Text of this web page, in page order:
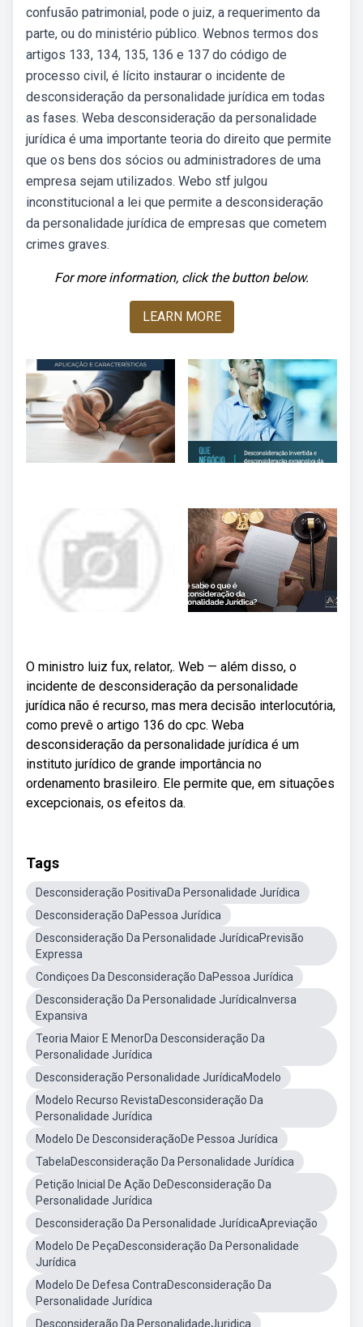
confusão patrimonial, pode o juiz, a requerimento da
parte, ou do ministério público. Webnos termos dos
artigos 133, 134, 135, 136 e 137 do código de
processo civil, é lícito instaurar o incidente de
desconsideração da personalidade jurídica em todas
as fases. Weba desconsideração da personalidade
jurídica é uma importante teoria do direito que permite
que os bens dos sócios ou administradores de uma
empresa sejam utilizados. Webo stf julgou
inconstitucional a lei que permite a desconsideração
da personalidade jurídica de empresas que cometem
crimes graves.
For more information, click the button below.
LEARN MORE
O ministro luiz fux, relator,. Web — além disso, o
incidente de desconsideração da personalidade
jurídica não é recurso, mas mera decisão interlocutória,
como prevê o artigo 136 do cpc. Weba
desconsideração da personalidade jurídica é um
instituto jurídico de grande importância no
ordenamento brasileiro. Ele permite que, em situações
excepcionais, os efeitos da.
Tags
Desconsideração PositivaDa Personalidade Jurídica
Desconsideração DaPessoa Jurídica
Desconsideração Da Personalidade JurídicaPrevisão
Expressa
Condiçoes Da Desconsideração DaPessoa Jurídica
Desconsideração Da Personalidade JurídicaInversa
Expansiva
Teoria Maior E MenorDa Desconsideração Da
Personalidade Jurídica
Desconsideração Personalidade JurídicaModelo
Modelo Recurso RevistaDesconsideração Da
Personalidade Jurídica
Modelo De DesconsideraçãoDe Pessoa Jurídica
TabelaDesconsideração Da Personalidade Jurídica
Petição Inicial De Ação DeDesconsideração Da
Personalidade Jurídica
Desconsideração Da Personalidade JurídicaApreviação
Modelo De PeçaDesconsideração Da Personalidade
Jurídica
Modelo De Defesa ContraDesconsideração Da
Personalidade Jurídica
Desconsideraão Da PersonalidadeJuridica